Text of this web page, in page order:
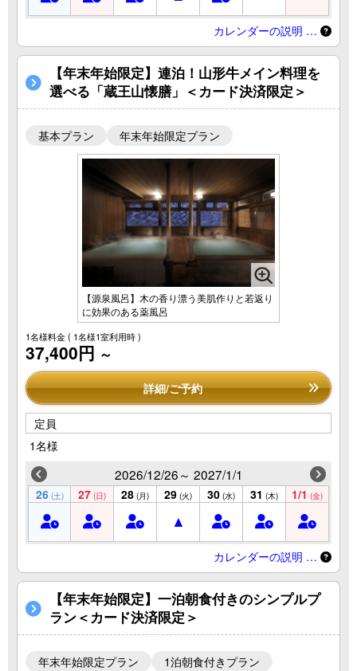
カレンダーの説明 …
【年末年始限定】連泊！山形牛メイン料理を
選べる「蔵王山懐膳」＜カード決済限定＞
基本プラン 年末年始限定プラン
【源泉風呂】木の香り漂う美肌作りと若返り
に効果のある薬風呂
1名様料金( 1名様1室利用時 )
37,400円 ～
詳細/ご予約
定員
1名様
2026/12/26～ 2027/1/1
26 (土) 27 (日) 28 (月) 29 (火) 30 (水) 31 (木) 1/1 (金)
カレンダーの説明 …
【年末年始限定】一泊朝食付きのシンプルプ
ラン＜カード決済限定＞
年末年始限定プラン 1泊朝食付きプラン